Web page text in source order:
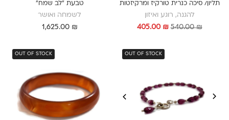
תליון/ סיכה כנרית טורקיז ומרקיזטות
להגנה, רוגע ואיזון
540.00₪
המחיר
540.00 ₪.
405.00 ₪
המחיר
405.00 ₪.
טבעת "לב שמח"
לשמחה ואושר
1,625.00 ₪
OUT OF STOCK
OUT OF STOCK